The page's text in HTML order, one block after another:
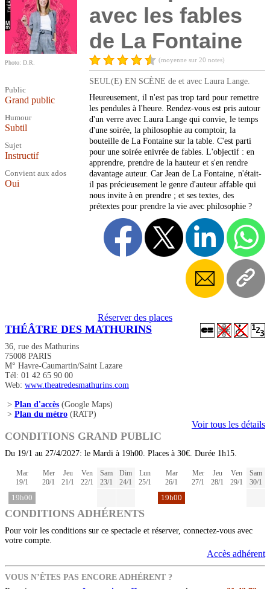
Photo: D.R.
Public
Grand public
Humour
Subtil
Sujet
Instructif
Convient aux ados
Oui
avec les fables
de La Fontaine
(moyenne sur 20 notes)
SEUL(E) EN SCÈNE de et avec Laura Lange.
Heureusement, il n'est pas trop tard pour remettre
les pendules à l'heure. Rendez-vous est pris autour
d'un verre avec Laura Lange qui convie, le temps
d'une soirée, la philosophie au comptoir, la
bouteille de La Fontaine sur la table. C'est parti
pour une soirée enivrée de fables. L'objectif : en
apprendre, prendre de la hauteur et s'en rendre
davantage auteur. Car Jean de La Fontaine, n'était-
il pas précieusement le genre d'auteur affable qui
nous invite à en prendre ; et ses textes, des
prétextes pour prendre la vie avec philosophie ?
Réserver des places
THÉÂTRE DES MATHURINS
36, rue des Mathurins
75008 PARIS
M° Havre-Caumartin/Saint Lazare
Tél: 01 42 65 90 00
Web: www.theatredesmathurins.com
> Plan d'accès (Google Maps)
> Plan du métro (RATP)
Voir tous les détails
CONDITIONS GRAND PUBLIC
Du 19/1 au 27/4/2027: le Mardi à 19h00. Places à 30€. Durée 1h15.
Mar
19/1
Mer
20/1
Jeu
21/1
Ven
22/1
Sam
23/1
Dim
24/1
Lun
25/1
Mar
26/1
Mer
27/1
Jeu
28/1
Ven
29/1
Sam
30/1
19h00 19h00
CONDITIONS ADHÉRENTS
Pour voir les conditions sur ce spectacle et réserver, connectez-vous avec
votre compte.
Accès adhérent
VOUS N’ÊTES PAS ENCORE ADHÉRENT ?